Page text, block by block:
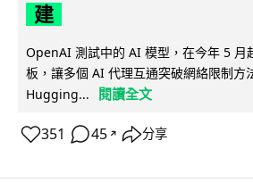
建
OpenAI 測試中的 AI 模型，在今年 5 月
板，讓多個 AI 代理互通突破網絡限制方
Hugging...
閱讀全文
351 45 ↗ 分享